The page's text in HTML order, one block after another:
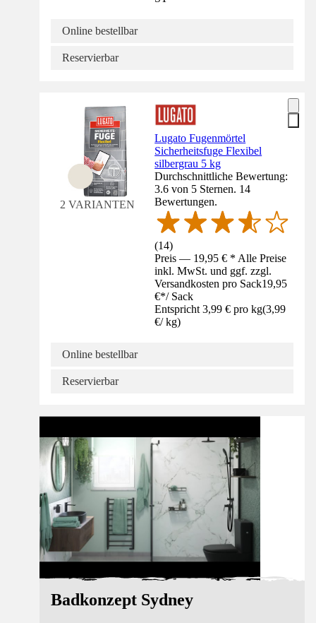
Online bestellbar
Reservierbar
2 VARIANTEN
Lugato Fugenmörtel
Sicherheitsfuge Flexibel
silbergrau 5 kg
Durchschnittliche Bewertung:
3.6 von 5 Sternen. 14
Bewertungen.
(14)
Preis — 19,95 € * Alle Preise
inkl. MwSt. und ggf. zzgl.
Versandkosten pro Sack19,95
€*/ Sack
Entspricht 3,99 € pro kg(3,99
€/ kg)
Online bestellbar
Reservierbar
Badkonzept Sydney